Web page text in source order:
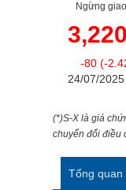
Ngừng
3,220
-80 (-
24/07/
(*)S-X là giá
chuyển đổi điều
Tổng quan
KINH TẾ
THẾ GIỚI
ĐÔNG DƯƠNG
PHÂN TÍCH
VS-SECTOR